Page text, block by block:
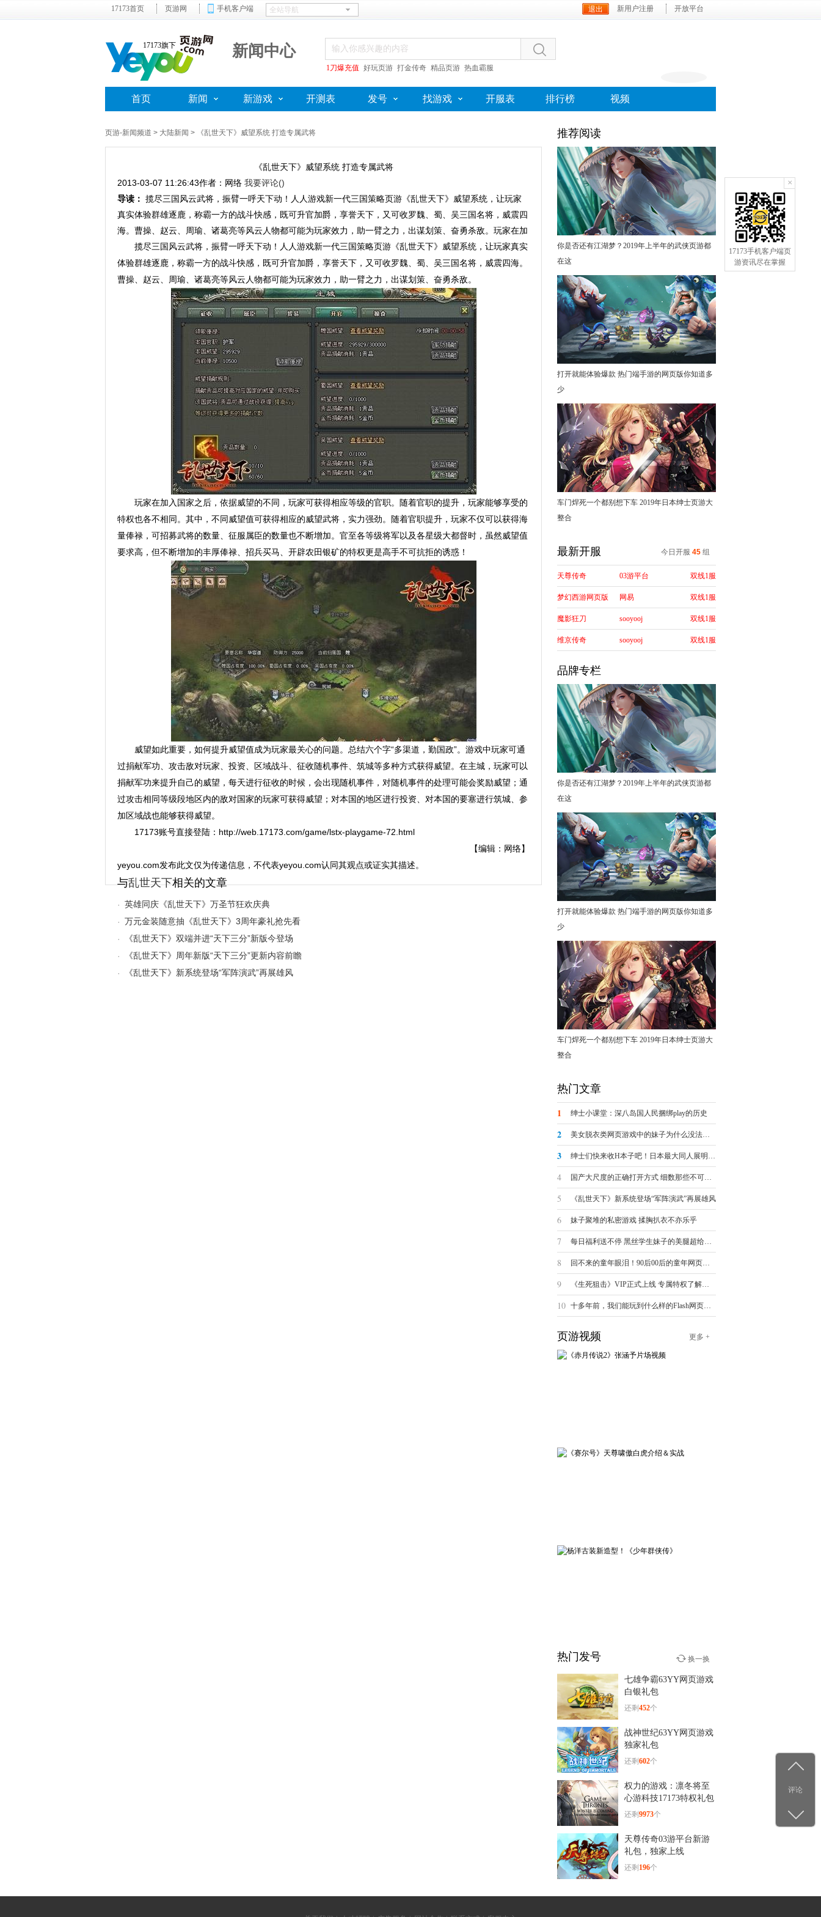
17173首页 页游网 手机客户端 新用户注册 开放平台
17173旗下 新闻中心
1刀爆充值 好玩页游 打金传奇 精品页游 热血霸服
首页 新闻 新游戏 开测表 发号 找游戏 开服表 排行榜 视频
页游-新闻频道 > 大陆新闻 > 《乱世天下》威望系统 打造专属武将
《乱世天下》威望系统 打造专属武将
2013-03-07 11:26:43作者：网络 手机订阅
我要评论()
导读： 揽尽三国风云武将，振臂一呼天下动！人人游戏新一代三国策略页游《乱世天下》威望系统，让玩家
真实体验群雄逐鹿，称霸一方的战斗快感，既可升官加爵，享誉天下，又可收罗魏、蜀、吴三国名将，威震四
海。曹操、赵云、周瑜、诸葛亮等风云人物都可能为玩家效力，助一臂之力，出谋划策、奋勇杀敌。玩家在加
揽尽三国风云武将，振臂一呼天下动！人人游戏新一代三国策略页游《乱世天下》威望系统，让玩家真实
体验群雄逐鹿，称霸一方的战斗快感，既可升官加爵，享誉天下，又可收罗魏、蜀、吴三国名将，威震四海。
曹操、赵云、周瑜、诸葛亮等风云人物都可能为玩家效力，助一臂之力，出谋划策、奋勇杀敌。
玩家在加入国家之后，依据威望的不同，玩家可获得相应等级的官职。随着官职的提升，玩家能够享受的
特权也各不相同。其中，不同威望值可获得相应的威望武将，实力强劲。随着官职提升，玩家不仅可以获得海
量俸禄，可招募武将的数量、征服属臣的数量也不断增加。官至各等级将军以及各星级大都督时，虽然威望值
要求高，但不断增加的丰厚俸禄、招兵买马、开辟农田银矿的特权更是高手不可抗拒的诱惑！
威望如此重要，如何提升威望值成为玩家最关心的问题。总结六个字“多渠道，勤国政”。游戏中玩家可通
过捐献军功、攻击敌对玩家、投资、区域战斗、征收随机事件、筑城等多种方式获得威望。在主城，玩家可以
捐献军功来提升自己的威望，每天进行征收的时候，会出现随机事件，对随机事件的处理可能会奖励威望；通
过攻击相同等级段地区内的敌对国家的玩家可获得威望；对本国的地区进行投资、对本国的要塞进行筑城、参
加区域战也能够获得威望。
17173账号直接登陆：http://web.17173.com/game/lstx-playgame-72.html
【编辑：网络】
yeyou.com发布此文仅为传递信息，不代表yeyou.com认同其观点或证实其描述。
与乱世天下相关的文章
· 英雄同庆《乱世天下》万圣节狂欢庆典
· 万元金装随意抽《乱世天下》3周年豪礼抢先看
·
《乱世天下》双端并进“天下三分”新版今登场
·
《乱世天下》周年新版“天下三分”更新内容前瞻
·
《乱世天下》新系统登场“军阵演武”再展雄风
推荐阅读
你是否还有江湖梦？2019年上半年的武侠页游都
在这
打开就能体验爆款 热门端手游的网页版你知道多
少
车门焊死一个都别想下车 2019年日本绅士页游大
整合
最新开服 今日开服 45 组
天尊传奇 03游平台 双线1服
梦幻西游网页版 网易 双线1服
魔影狂刀 sooyooj 双线1服
维京传奇 sooyooj 双线1服
品牌专栏
你是否还有江湖梦？2019年上半年的武侠页游都
在这
打开就能体验爆款 热门端手游的网页版你知道多
少
车门焊死一个都别想下车 2019年日本绅士页游大
整合
热门文章
1 绅士小课堂：深八岛国人民捆绑play的历史
2 美女脱衣类网页游戏中的妹子为什么没法被脱光？
3 绅士们快来收H本子吧！日本最大同人展明日开幕
4 国产大尺度的正确打开方式 细数那些不可描述的羞羞页游
5 《乱世天下》新系统登场“军阵演武”再展雄风
6 妹子聚堆的私密游戏 揉胸扒衣不亦乐乎
7 每日福利送不停 黑丝学生妹子的美腿超给力诱惑
8 回不来的童年眼泪！90后00后的童年网页游戏大盘点
9 《生死狙击》VIP正式上线 专属特权了解一下
10 十多年前，我们能玩到什么样的Flash网页小游戏？
页游视频 更多 +
少年群侠传
12-29
杨洋古装新造型！《少年群
侠传》
热门发号
七雄争霸63YY网页游戏
白银礼包
还剩452个
战神世纪63YY网页游戏
独家礼包
还剩602个
权力的游戏：凛冬将至
心游科技17173特权礼包
还剩9973个
天尊传奇03游平台新游
礼包，独家上线
还剩 196个
换一换
评论
×
17173手机客户端页
游资讯尽在掌握